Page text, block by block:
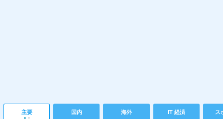
主要 国内 海外 IT 経済 ス